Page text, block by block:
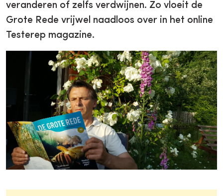
veranderen of zelfs verdwijnen. Zo vloeit de
Grote Rede vrijwel naadloos over in het online
Testerep magazine.